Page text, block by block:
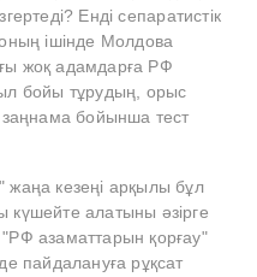
Енді сепаратистік
ішінде Молдова
жоқ адамдарға РФ
бойы тұрудың, орыс
заңнама бойынша тест
жаңа кезеңі арқылы бұл
алатыны әзірге
азаматтарын қорғау"
пайдалануға рұқсат